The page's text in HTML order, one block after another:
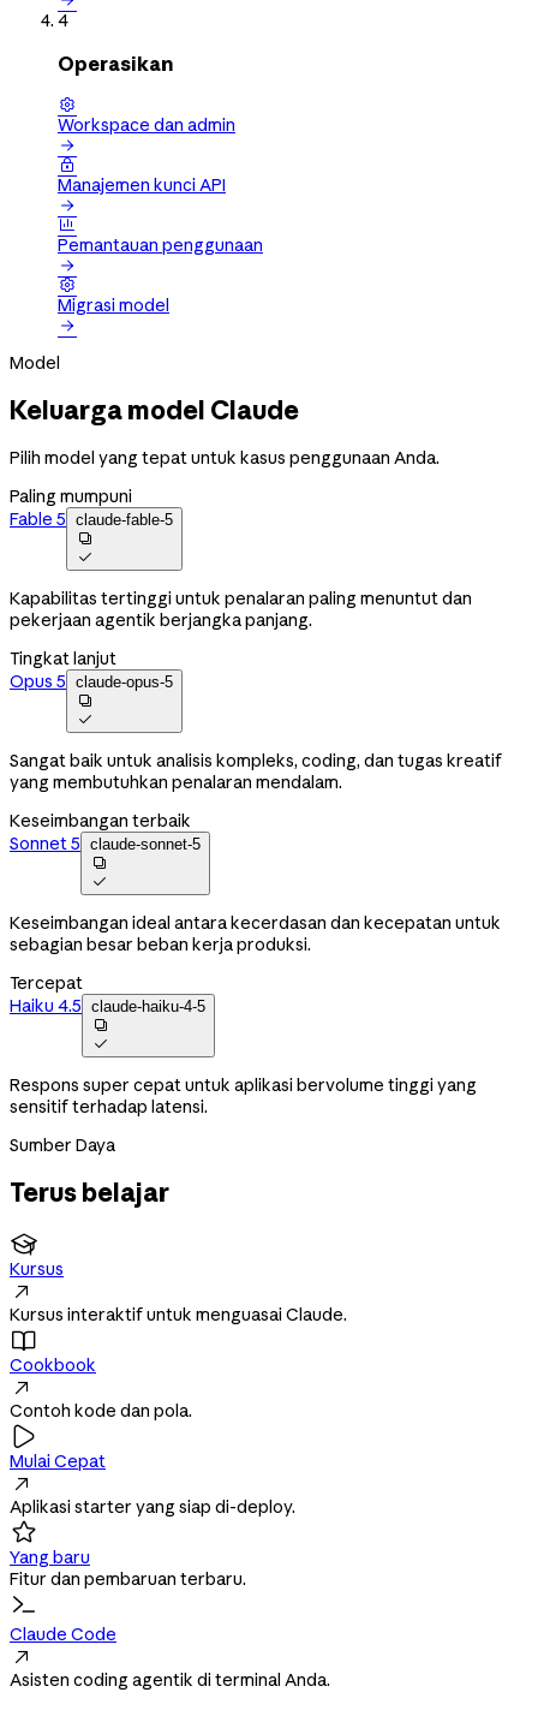
4
Operasikan

Workspace dan admin


Manajemen kunci API


Pemantauan penggunaan


Migrasi model

Model
Keluarga model Claude
Pilih model yang tepat untuk kasus penggunaan Anda.
Paling mumpuni
Fable 5 claude-fable-5


Kapabilitas tertinggi untuk penalaran paling menuntut dan
pekerjaan agentik berjangka panjang.
Tingkat lanjut
Opus 5 claude-opus-5


Sangat baik untuk analisis kompleks, coding, dan tugas kreatif
yang membutuhkan penalaran mendalam.
Keseimbangan terbaik
Sonnet 5 claude-sonnet-5


Keseimbangan ideal antara kecerdasan dan kecepatan untuk
sebagian besar beban kerja produksi.
Tercepat
Haiku 4.5 claude-haiku-4-5


Respons super cepat untuk aplikasi bervolume tinggi yang
sensitif terhadap latensi.
Sumber Daya
Terus belajar

Kursus

Kursus interaktif untuk menguasai Claude.

Cookbook

Contoh kode dan pola.

Mulai Cepat

Aplikasi starter yang siap di-deploy.

Yang baru
Fitur dan pembaruan terbaru.
Claude Code

Asisten coding agentik di terminal Anda.